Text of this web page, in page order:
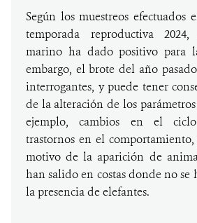
Según los muestreos
temporada reproductiva
marino ha dado positivo para
embargo, el brote del año
interrogantes, y puede tener
de la alteración de los
ejemplo, cambios en el
trastornos en el
motivo de la aparición de
han salido en costas donde no se
la presencia de elefantes.